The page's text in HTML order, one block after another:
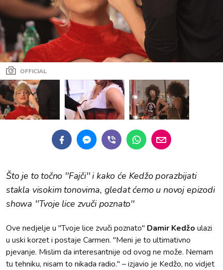
OFFICIAL
Što je to točno ''Fajči'' i kako će Kedžo porazbijati
stakla visokim tonovima, gledat ćemo u novoj epizodi
showa ''Tvoje lice zvuči poznato''
Ove nedjelje u ''Tvoje lice zvuči poznato'' Damir Kedžo ulazi
u uski korzet i postaje Carmen. ''Meni je to ultimativno
pjevanje. Mislim da interesantnije od ovog ne može. Nemam
tu tehniku, nisam to nikada radio.'' – izjavio je Kedžo, no vidjet